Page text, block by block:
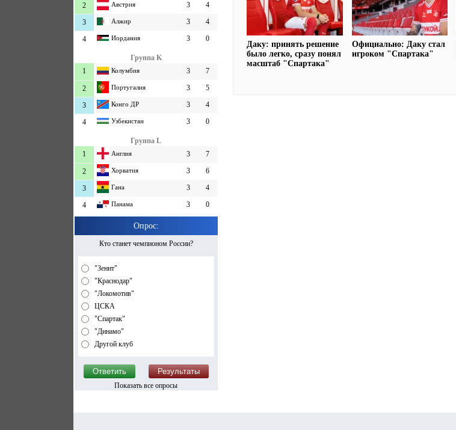
2 Австрия 3 4
3 Алжир 3 4
4 Иордания 3 0
Группа K
1
Колумбия 3 7
2 Португалия 3 5
3 Конго ДР 3 4
4 Узбекистан 3 0
Группа L
1
Англия 3 7
2 Хорватия 3 6
3 Гана 3 4
4 Панама 3 0
Опрос:
Кто станет чемпионом России?
"Зенит"
"Краснодар"
"Локомотив"
ЦСКА
"Спартак"
"Динамо"
Другой клуб
Показать все опросы
Даку: принять решение
было легко, сразу понял
масштаб "Спартака"
Официально: Даку стал
игроком "Спартака"